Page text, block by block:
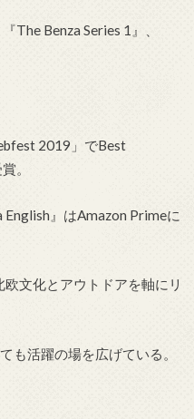
The Benza Series 1』、
2019」でBest
。
English』はAmazon Primeに
文化とアウトドアを軸にリ
も活躍の場を広げている。